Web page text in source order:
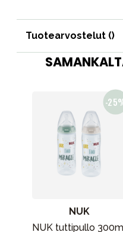
Tuotearvostelut ()
NUK
NUK tuttipullo